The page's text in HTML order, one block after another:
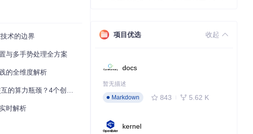
术的边界
与多手势处理全方案
的全维度解析
颈？4个创新突破全解析
时解析
项目优选 收起
docs
暂无描述
Markdown
843 5.62 K
kernel